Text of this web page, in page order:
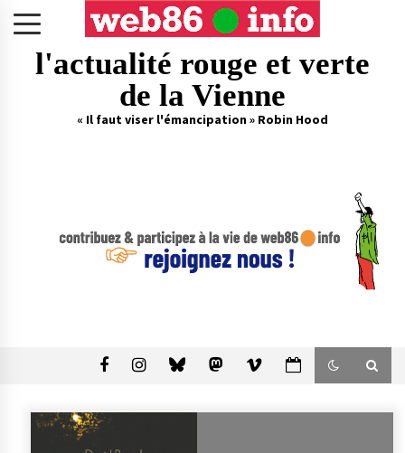
l'actualité rouge et verte
de la Vienne
« Il faut viser l'émancipation » Robin Hood